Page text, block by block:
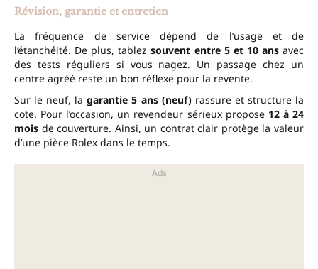
Révision, garantie et entretien
La fréquence de service dépend de l’usage et de
l’étanchéité. De plus, tablezsouvent entre 5 et 10 ansavec
des tests réguliers si vous nagez. Un passage chez un
centre agréé reste un bon réflexe pour la revente.
Sur le neuf, lagarantie 5 ans (neuf)rassure et structure la
cote. Pour l’occasion, un revendeur sérieux propose 12 à 24
mois de couverture. Ainsi, un contrat clair protège la valeur
d’une pièce Rolex dans le temps.